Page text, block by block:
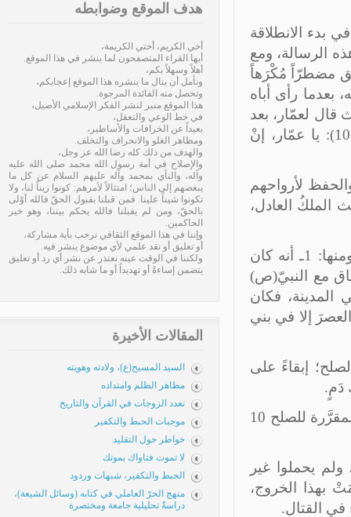
المؤمنين فقد تجلَّى في أكثر من موضعٍ، ومنها: 1ـ في بدء الانطلاقة
الرسالة، ومع
مضطرّاً مُكْرَهاً
رأى أباه
لعمّار، بعد
أن نزل قوله تعالى: إِلاَّ مَنْ أُكْرِهَ وَقَلْبُهُ مُطْمَئِنٌّ بِالإِيمَانِ (النحل: 106): يا عمّار، إنْ
والحفظ لأرواحهم
العادل،
وأما حفظُه لجماعة المؤمنين فقد تجلّى كذلك في مشاهد كثيرة، ومنها: 1ـ أنه كان
مع النبيّ(ص)
فكان
إلا في بني
إبقاءً على
لقد وقع صلح الحديبية في ذي القعدة من العام 6 هـ، وكانت المدّة المقرَّرة للصلح 10
1400 شخص لا غير، ولم يحملوا غير
الخروج،
القتال.
هدف الموقع وضوابطه
أخي الكريم، أختي الكريمة،
أيها القراء المتصفحون لما ينشر في هذا الموقع.
أهلاً وسهلاً بكم،
ونأمل أن ينال ما ينشره هذا الموقع إعجابكم،
وتحصل منه الفائدة المرجوة.
هذا الموقع منبر لنشر الفكر الإسلامي الأصيل،
في خط الوعي والتعقل،
بعيداً عن الخرافات والأساطير،
ومظاهر الغلو والانحراف والتخلف.
والهدف من ذلك كله رضا الله عز وجل،
والإصلاح في أمة رسول الله محمد صلى الله عليه
وآله، والنأي بمحمد وآله عليهم السلام عن كل ما
يبغضهم إلى الناس؛ امتثالاً لأمرهم: كونوا زيناً لنا، ولا
تكونوا شيناً علينا. فمن قبلنا بقبول الحقّ فالله أوْلى
بالحقّ، ومن لم يقبلنا فالله يحكم بيننا، وهو خير
الحاكمين.
وإننا في هذا الموقع الثقافي نرحب بأية مشاركة،
أو تعليق أو نقد علمي لأي موضوع ينشر فيه.
ولكننا في الوقت عينه نعتذر عن نشر أي رد أو تعليق
يتضمن إساءةً أو تهديداً أو ما شابه ذلك.
المقالات الأخيرة
السيد المسيح(ع)، ولادته وهويته
مظاهر الظلم وامتداده
تعدد الزوجات في القرآن والتاريخ
موجبات الحبط والتكفير
خواطر حول التقليد
لا تموت فتاواك بموتك
الحبط والتكفير، شبهات وردود
منهج الحرّ العاملي في كتابه (وسائل الشيعة)،
دراسةٌ تحليلية جامعة ومختصرة